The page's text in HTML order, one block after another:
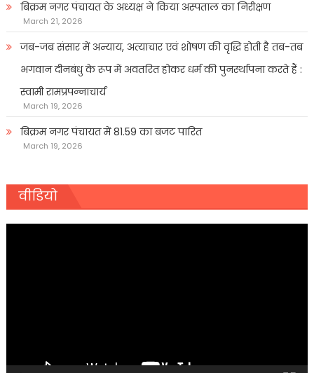
बिक्रम नगर पंचायत के अध्यक्ष ने किया अस्पताल का निरीक्षण
March 21, 2026
जब-जब संसार में अन्याय, अत्याचार एवं शोषण की वृद्धि होती है तब-तब
भगवान दीनबंधु के रूप में अवतरित होकर धर्म की पुनर्स्थापना करते हैं :
स्वामी रामप्रपन्नाचार्य
March 19, 2026
बिक्रम नगर पंचायत में 81.59 का बजट पारित
March 19, 2026
वीडियो